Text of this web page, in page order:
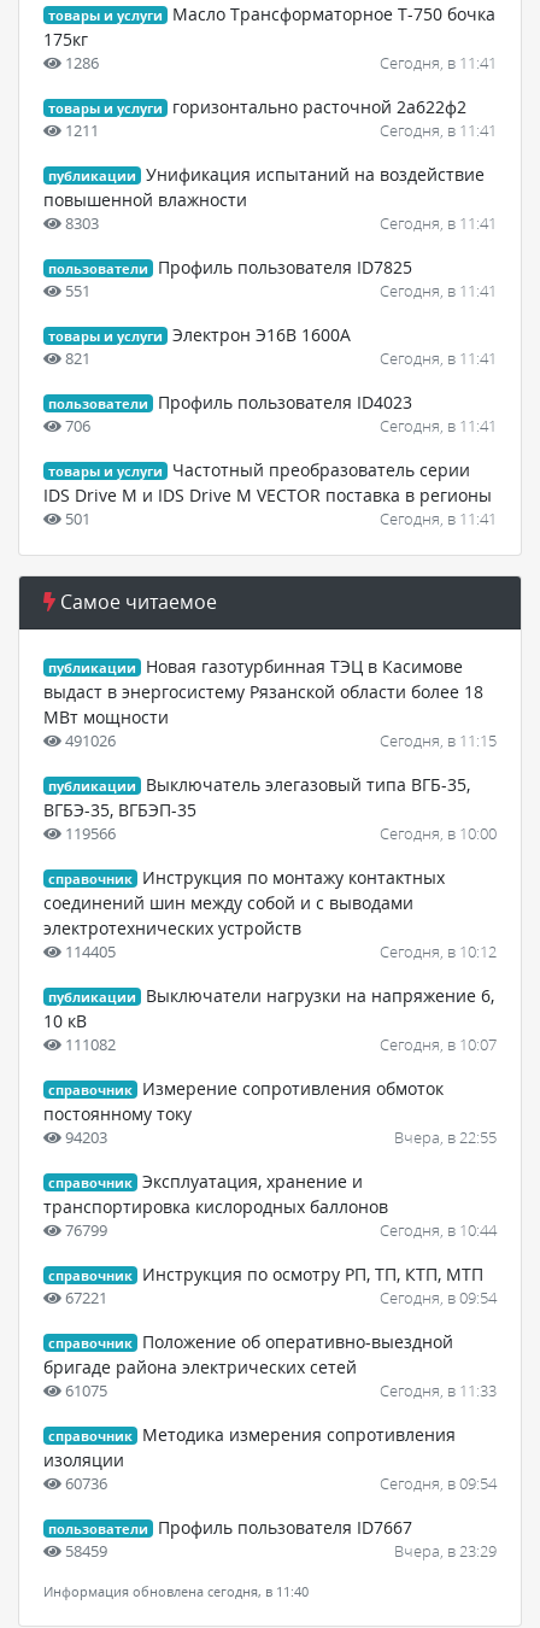
товары и услуги
Масло Трансформаторное Т-750 бочка
175кг
1286 Сегодня, в 11:41
товары и услуги горизонтально расточной 2а622ф2
1211 Сегодня, в 11:41
публикации
Унификация испытаний на воздействие
повышенной влажности
8303 Сегодня, в 11:41
пользователи Профиль пользователя ID7825
551 Сегодня, в 11:41
товары и услуги Электрон Э16В 1600А
821 Сегодня, в 11:41
пользователи Профиль пользователя ID4023
706 Сегодня, в 11:41
товары и услуги
Частотный преобразователь серии
IDS Drive M и IDS Drive M VECTOR поставка в регионы
501 Сегодня, в 11:41
Самое читаемое
публикации
Новая газотурбинная ТЭЦ в Касимове
выдаст в энергосистему Рязанской области более 18
МВт мощности
491026 Сегодня, в 11:15
публикации
Выключатель элегазовый типа ВГБ-35,
ВГБЭ-35, ВГБЭП-35
119566 Сегодня, в 10:00
справочник
Инструкция по монтажу контактных
соединений шин между собой и с выводами
электротехнических устройств
114405 Сегодня, в 10:12
публикации
Выключатели нагрузки на напряжение 6,
10 кВ
111082 Сегодня, в 10:07
справочник
Измерение сопротивления обмоток
постоянному току
94203 Вчера, в 22:55
справочник Эксплуатация, хранение и
транспортировка кислородных баллонов
76799 Сегодня, в 10:44
справочник Инструкция по осмотру РП, ТП, КТП, МТП
67221 Сегодня, в 09:54
справочник
Положение об оперативно-выездной
бригаде района электрических сетей
61075 Сегодня, в 11:33
справочник
Методика измерения сопротивления
изоляции
60736 Сегодня, в 09:54
пользователи Профиль пользователя ID7667
58459 Вчера, в 23:29
Информация обновлена сегодня, в 11:40